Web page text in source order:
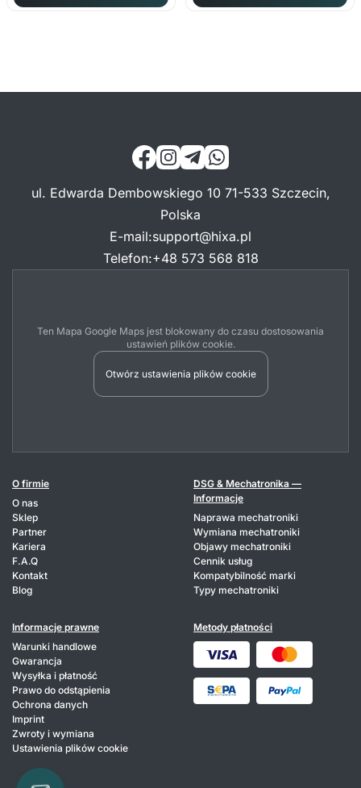
ul. Edwarda Dembowskiego 10 71-533 Szczecin,
Polska
E-mail:support@hixa.pl
Telefon:+48 573 568 818
Ten Mapa Google Maps jest blokowany do czasu dostosowania
ustawień plików cookie.
Otwórz ustawienia plików cookie
O firmie
O nas
Sklep
Partner
Kariera
F.A.Q
Kontakt
Blog
DSG & Mechatronika —
Informacje
Naprawa mechatroniki
Wymiana mechatroniki
Objawy mechatroniki
Cennik usług
Kompatybilność marki
Typy mechatroniki
Informacje prawne
Warunki handlowe
Gwarancja
Wysyłka i płatność
Prawo do odstąpienia
Ochrona danych
Imprint
Zwroty i wymiana
Ustawienia plików cookie
Metody płatności